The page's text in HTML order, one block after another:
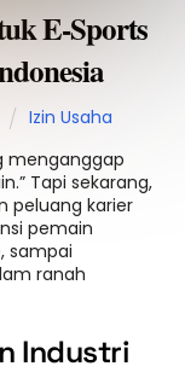
E-Sports
Izin Usaha
menganggap
Tapi sekarang,
peluang karier
pemain
sampai
ranah
Industri